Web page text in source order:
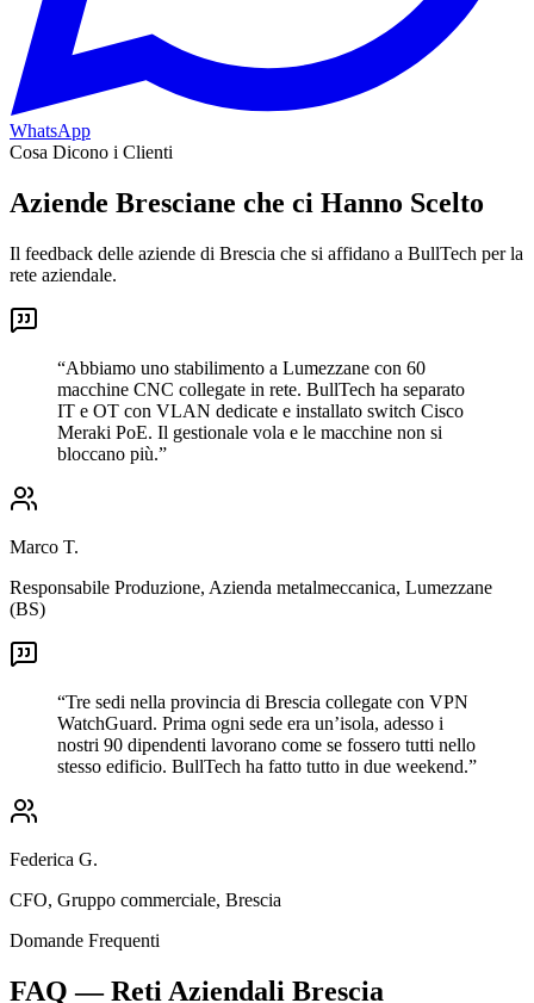
WhatsApp
Cosa Dicono i Clienti
Aziende Bresciane che ci Hanno Scelto
Il feedback delle aziende di Brescia che si affidano a BullTech per la
rete aziendale.
“Abbiamo uno stabilimento a Lumezzane con 60
macchine CNC collegate in rete. BullTech ha separato
IT e OT con VLAN dedicate e installato switch Cisco
Meraki PoE. Il gestionale vola e le macchine non si
bloccano più.”
Marco T.
Responsabile Produzione, Azienda metalmeccanica, Lumezzane
(BS)
“Tre sedi nella provincia di Brescia collegate con VPN
WatchGuard. Prima ogni sede era un’isola, adesso i
nostri 90 dipendenti lavorano come se fossero tutti nello
stesso edificio. BullTech ha fatto tutto in due weekend.”
Federica G.
CFO, Gruppo commerciale, Brescia
Domande Frequenti
FAQ — Reti Aziendali Brescia